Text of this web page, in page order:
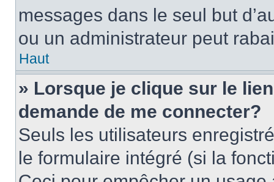
messages dans le seul but
ou un administrateur peut
Haut
» Lorsque je clique sur le
demande de me connecter?
Seuls les utilisateurs
le formulaire intégré (si la